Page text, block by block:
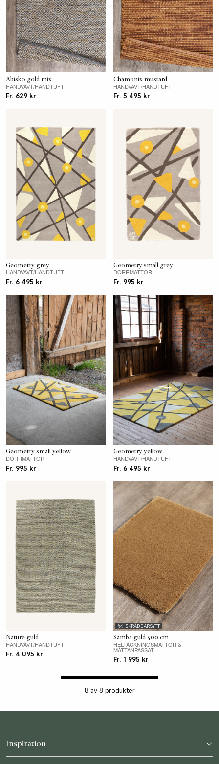
Abisko gold mix
HANDVÄVT/HANDTUFT
Fr. 629 kr
Chamonix mustard
HANDVÄVT/HANDTUFT
Fr. 5 495 kr
Geometry grey
HANDVÄVT/HANDTUFT
Fr. 6 495 kr
Geometry small grey
DÖRRMATTOR
Fr. 995 kr
Geometry small yellow
DÖRRMATTOR
Fr. 995 kr
Geometry yellow
HANDVÄVT/HANDTUFT
Fr. 6 495 kr
Nature guld
HANDVÄVT/HANDTUFT
Fr. 4 095 kr
SKRÄDDARSYTT
Samba guld 400 cm
HELTÄCKNINGSMATTOR &
MÅTTANPASSAT
Fr. 1 995 kr
8 av 8 produkter
Inspiration